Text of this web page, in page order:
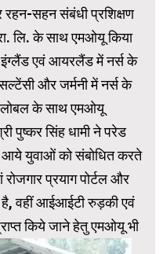
रहन-सहन संबंधी प्रशिक्षण
लि. के साथ एमओयू किया
इंग्लैंड एवं आयरलैंड में नर्स के
और जर्मनी में नर्स के
के साथ एमओयू
पुष्कर सिंह धामी ने परेड
आये युवाओं को संबोधित करते
प्रयाग पोर्टल और
है, वहीं आईआईटी रुड़की एवं
किये जाने हेतु एमओयू भी